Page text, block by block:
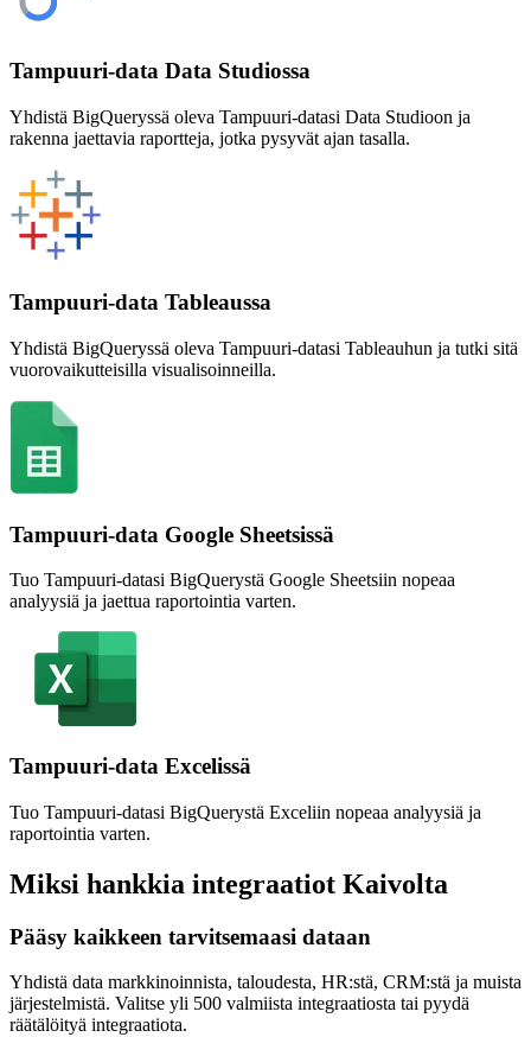
Tampuuri-data Data Studiossa
Yhdistä BigQueryssä oleva Tampuuri-datasi Data Studioon ja
rakenna jaettavia raportteja, jotka pysyvät ajan tasalla.
Tampuuri-data Tableaussa
Yhdistä BigQueryssä oleva Tampuuri-datasi Tableauhun ja tutki sitä
vuorovaikutteisilla visualisoinneilla.
Tampuuri-data Google Sheetsissä
Tuo Tampuuri-datasi BigQuerystä Google Sheetsiin nopeaa
analyysiä ja jaettua raportointia varten.
Tampuuri-data Excelissä
Tuo Tampuuri-datasi BigQuerystä Exceliin nopeaa analyysiä ja
raportointia varten.
Miksi hankkia integraatiot Kaivolta
Pääsy kaikkeen tarvitsemaasi dataan
Yhdistä data markkinoinnista, taloudesta, HR:stä, CRM:stä ja muista
järjestelmistä. Valitse yli 500 valmiista integraatiosta tai pyydä
räätälöityä integraatiota.